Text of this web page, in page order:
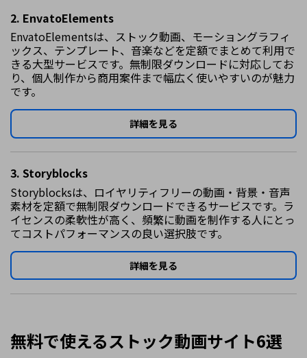
2. EnvatoElements
EnvatoElementsは、ストック動画、モーショングラフィ
ックス、テンプレート、音楽などを定額でまとめて利用で
きる大型サービスです。無制限ダウンロードに対応してお
り、個人制作から商用案件まで幅広く使いやすいのが魅力
です。
詳細を見る
3. Storyblocks
Storyblocksは、ロイヤリティフリーの動画・背景・音声
素材を定額で無制限ダウンロードできるサービスです。ラ
イセンスの柔軟性が高く、頻繁に動画を制作する人にとっ
てコストパフォーマンスの良い選択肢です。
詳細を見る
無料で使えるストック動画サイト6選